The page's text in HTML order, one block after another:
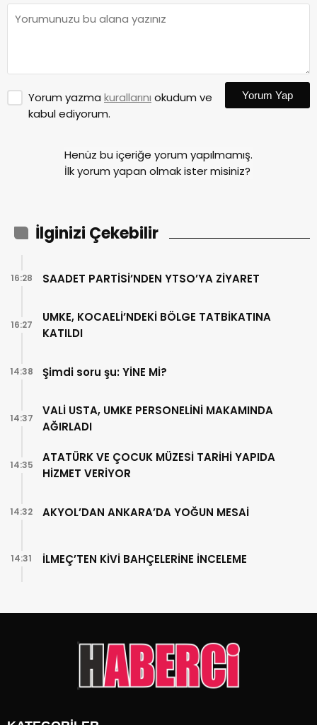
Yorum yazma kurallarını okudum ve
kabul ediyorum.
Yorum Yap
Henüz bu içeriğe yorum yapılmamış.
İlk yorum yapan olmak ister misiniz?
İlginizi Çekebilir
SAADET PARTİSİ’NDEN YTSO’YA ZİYARET
16:28
UMKE, KOCAELİ’NDEKİ BÖLGE TATBİKATINA
KATILDI
16:27
Şimdi soru şu: YİNE Mİ?
14:38
VALİ USTA, UMKE PERSONELİNİ MAKAMINDA
AĞIRLADI
14:37
ATATÜRK VE ÇOCUK MÜZESİ TARİHİ YAPIDA
HİZMET VERİYOR
14:35
AKYOL’DAN ANKARA’DA YOĞUN MESAİ
14:32
İLMEÇ’TEN KİVİ BAHÇELERİNE İNCELEME
14:31